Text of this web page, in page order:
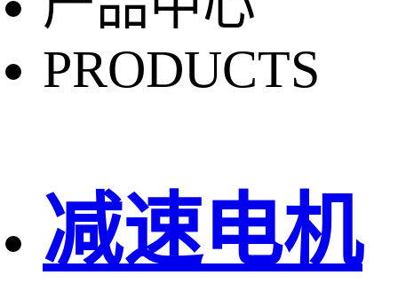
PRODUCTS
减速电机